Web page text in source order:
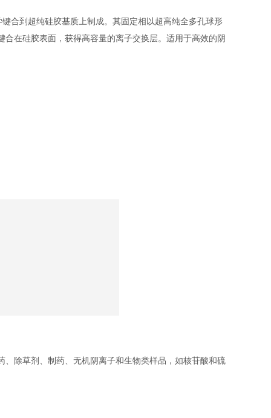
合到超纯硅胶基质上制成。其固定相以超高纯全多孔球形
在硅胶表面，获得高容量的离子交换层。适用于高效的阴
除草剂、制药、无机阴离子和生物类样品，如核苷酸和硫